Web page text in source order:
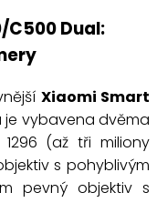
C500 Dual:
Xiaomi Smart
je vybavena dvěma
(až tři miliony
s pohyblivým
pevný objektiv s